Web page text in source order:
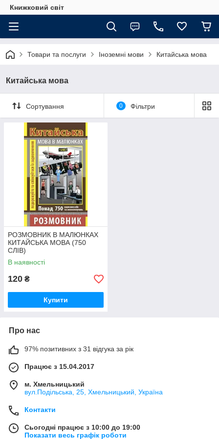
Книжковий світ
Товари та послуги Іноземні мови Китайська мова
Китайська мова
Сортування 0 Фільтри
РОЗМОВНИК В МАЛЮНКАХ
КИТАЙСЬКА МОВА (750
СЛІВ)
В наявності
120 ₴
Купити
Про нас
97% позитивних з 31 відгука за рік
Працює з 15.04.2017
м. Хмельницький
вул.Подільська, 25, Хмельницький, Україна
Контакти
Сьогодні працює з 10:00 до 19:00
Показати весь графік роботи